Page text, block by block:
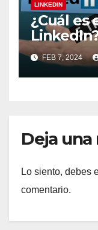
LINKEDIN
¿Cuál es
FEB 7, 2024
Deja
Lo siento, debes
comentario.